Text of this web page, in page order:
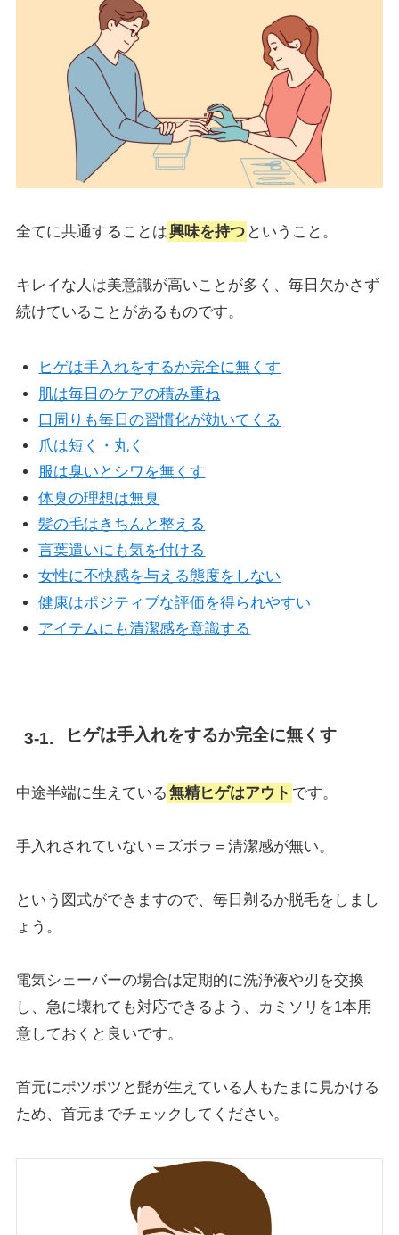
全てに共通することは興味を持つ ということ。
キレイな人は美意識が高いことが多く、毎日欠かさず
続けていることがあるものです。
ヒゲは手入れをするか完全に無くす
肌は毎日のケアの積み重ね
口周りも毎日の習慣化が効いてくる
爪は短く・丸く
服は臭いとシワを無くす
体臭の理想は無臭
髪の毛はきちんと整える
言葉遣いにも気を付ける
女性に不快感を与える態度をしない
健康はポジティブな評価を得られやすい
アイテムにも清潔感を意識する
ヒゲは手入れをするか完全に無くす
中途半端に生えている 無精ヒゲはアウト です。
手入れされていない＝ズボラ＝清潔感が無い。
という図式ができますので、毎日剃るか脱毛をしまし
ょう。
電気シェーバーの場合は定期的に洗浄液や刃を交換
し、急に壊れても対応できるよう、カミソリを1本用
意しておくと良いです。
首元にポツポツと髭が生えている人もたまに見かける
ため、首元までチェックしてください。